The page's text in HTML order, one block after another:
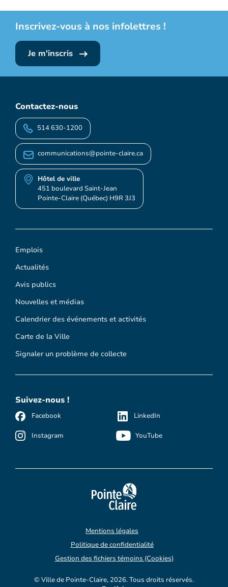
Inscrivez-vous à nos infolettres !
Je m'inscris
Emplois
Actualités
Avis publics
Nouvelles et médias
Calendrier des événements et activités
Carte de la Ville
Signaler un problème de collecte
Contactez-nous
514 630-1200
communications@pointe-claire.ca
Hôtel de ville
451 boulevard Saint-Jean
Pointe-Claire (Québec) H9R 3J3
Suivez-nous !
Facebook
Instagram
LinkedIn
YouTube
© Ville de Pointe-Claire, 2026. Tous droits réservés.
Mentions légales
Politique de confidentialité
Gestion des fichiers témoins (Cookies)